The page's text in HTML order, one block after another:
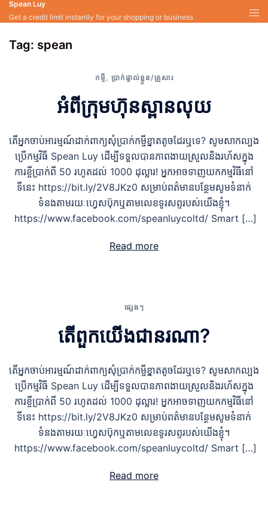
Skip
to
content
Spean Luy
Get a credit limit instantly for your shopping or business
Tag: spean
កម្ចី, ប្រាក់ផ្ទាល់ខ្លួន/គ្រួសារ
អំពីក្រុមហ៊ុនស្ពានលុយ
តើអ្នកចាប់អារម្មណ៍ដាក់ពាក្យសុំប្រាក់កម្ចីខ្នាតតូចដែរឬទេ? សូមសាកល្បង
ប្រើកម្មវិធី Spean Luy ដើម្បីទទួលបានភាពងាយស្រួលនិងរហ័សក្នុង
ការខ្ចីប្រាក់ពី 50 រហូតដល់ 1000 ដុល្លារ! អ្នកអាចទាញយកកម្មវិធីនៅ
ទីនេះ https://bit.ly/2V8JKz0 សម្រាប់ពត៌មានបន្ថែមសូមទំនាក់
ទំនងតាមរយៈហ្វេសប៊ុកឬតាមលេខទូរសព្ទរបស់យើងខ្ញុំ។
https://www.facebook.com/speanluycoltd/ Smart […]
Read more
ផ្សេងៗ
តើពួកយើងជានរណា?
តើអ្នកចាប់អារម្មណ៍ដាក់ពាក្យសុំប្រាក់កម្ចីខ្នាតតូចដែរឬទេ? សូមសាកល្បង
ប្រើកម្មវិធី Spean Luy ដើម្បីទទួលបានភាពងាយស្រួលនិងរហ័សក្នុង
ការខ្ចីប្រាក់ពី 50 រហូតដល់ 1000 ដុល្លារ! អ្នកអាចទាញយកកម្មវិធីនៅ
ទីនេះ https://bit.ly/2V8JKz0 សម្រាប់ពត៌មានបន្ថែមសូមទំនាក់
ទំនងតាមរយៈហ្វេសប៊ុកឬតាមលេខទូរសព្ទរបស់យើងខ្ញុំ។
https://www.facebook.com/speanluycoltd/ Smart […]
Read more